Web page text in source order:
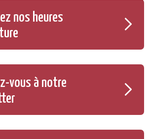
nos heures
vous à notre